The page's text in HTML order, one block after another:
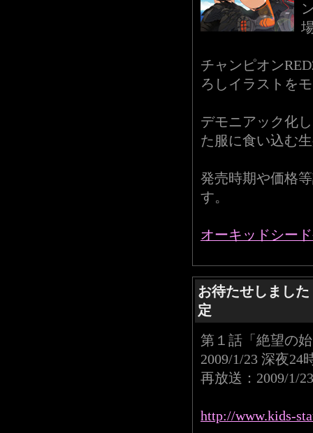
チャンピオン
ろしイラストを
デモニアック化
た服に食い込む
発売時期や価格
す。
オーキッドシー
お待たせしまし
定
第１話「絶望の
2009/1/23 深夜24
再放送：2009/1/
http://www.kids-